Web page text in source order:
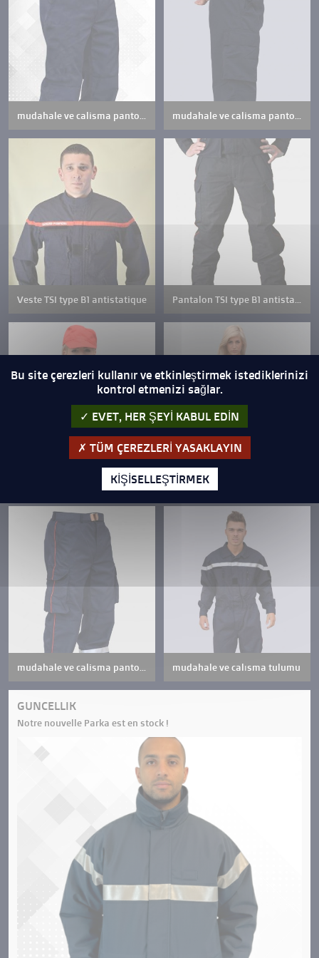
Veste TSI type B1 antistatique
calisma ve mudahale itfaiye ceketi
mudahale ve calısma tulumu
GUNCELLIK
Notre nouvelle Parka est en stock !
Bu site çerezleri kullanır ve etkinleştirmek istediklerinizi
kontrol etmenizi sağlar.
EVET, HER ŞEYI KABUL EDIN
TÜM ÇEREZLERI YASAKLAYIN
KIŞISELLEŞTIRMEK